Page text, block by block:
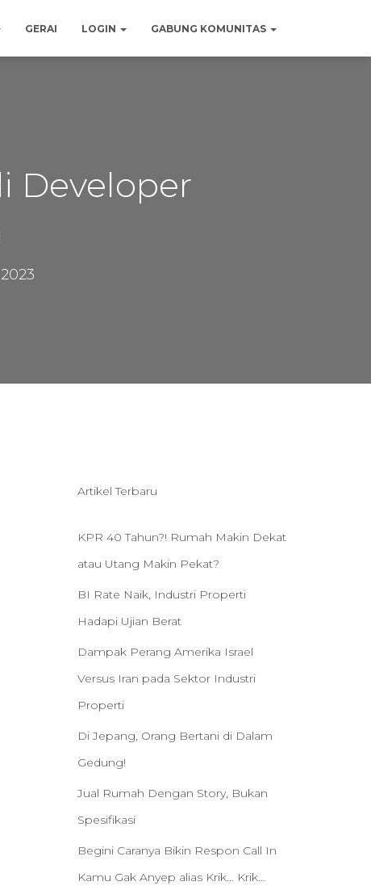
GERAI LOGIN GABUNG KOMUNITAS
Developer
Artikel Terbaru
KPR 40 Tahun?! Rumah Makin Dekat
atau Utang Makin Pekat?
BI Rate Naik, Industri Properti
Hadapi Ujian Berat
Dampak Perang Amerika Israel
Versus Iran pada Sektor Industri
Properti
Di Jepang, Orang Bertani di Dalam
Gedung!
Jual Rumah Dengan Story, Bukan
Spesifikasi
Begini Caranya Bikin Respon Call In
Kamu Gak Anyep alias Krik… Krik…